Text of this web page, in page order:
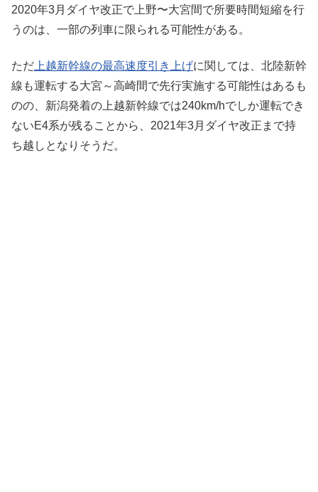
2020年3月ダイヤ改正で上野〜大宮間で所要時間短縮を行
うのは、一部の列車に限られる可能性がある。
ただ 上越新幹線の最高速度引き上げに関しては、北陸新幹
線も運転する大宮～高崎間で先行実施する可能性はあるも
のの、新潟発着の上越新幹線では240km/hでしか運転でき
ないE4系が残ることから、2021年3月ダイヤ改正まで持
ち越しとなりそうだ。